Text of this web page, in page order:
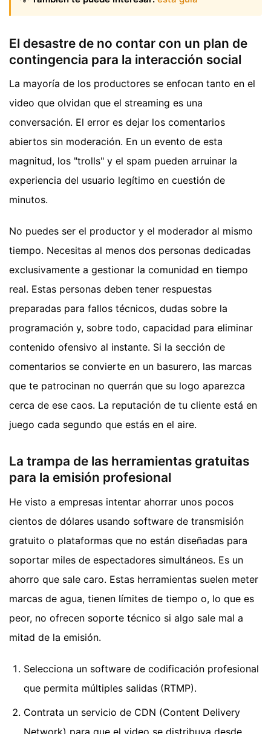
El desastre de no contar con un plan de
contingencia para la interacción social
La mayoría de los productores se enfocan tanto en el
video que olvidan que el streaming es una
conversación. El error es dejar los comentarios
abiertos sin moderación. En un evento de esta
magnitud, los "trolls" y el spam pueden arruinar la
experiencia del usuario legítimo en cuestión de
minutos.
No puedes ser el productor y el moderador al mismo
tiempo. Necesitas al menos dos personas dedicadas
exclusivamente a gestionar la comunidad en tiempo
real. Estas personas deben tener respuestas
preparadas para fallos técnicos, dudas sobre la
programación y, sobre todo, capacidad para eliminar
contenido ofensivo al instante. Si la sección de
comentarios se convierte en un basurero, las marcas
que te patrocinan no querrán que su logo aparezca
cerca de ese caos. La reputación de tu cliente está en
juego cada segundo que estás en el aire.
La trampa de las herramientas gratuitas
para la emisión profesional
He visto a empresas intentar ahorrar unos pocos
cientos de dólares usando software de transmisión
gratuito o plataformas que no están diseñadas para
soportar miles de espectadores simultáneos. Es un
ahorro que sale caro. Estas herramientas suelen meter
marcas de agua, tienen límites de tiempo o, lo que es
peor, no ofrecen soporte técnico si algo sale mal a
mitad de la emisión.
Selecciona un software de codificación profesional
que permita múltiples salidas (RTMP).
Contrata un servicio de CDN (Content Delivery
Network) para que el video se distribuya desde